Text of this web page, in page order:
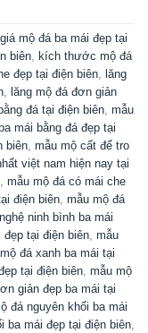
mộ đá ba mái đẹp tại
biên, kích thước mộ đá
đẹp tại điện biên, lăng
, lăng mộ đá đơn giản
đá tại điện biên, mẫu
mái bằng đá đẹp tại
biên, mẫu mộ cất để tro
việt nam hiện nay tại
, mẫu mộ đá có mái che
điện biên, mẫu mộ đá
ninh bình ba mái
tại điện biên, mẫu
đá xanh ba mái tại
tại điện biên, mẫu mộ
giản đẹp ba mái tại
đá nguyên khối ba mái
ba mái đẹp tại điện biên,